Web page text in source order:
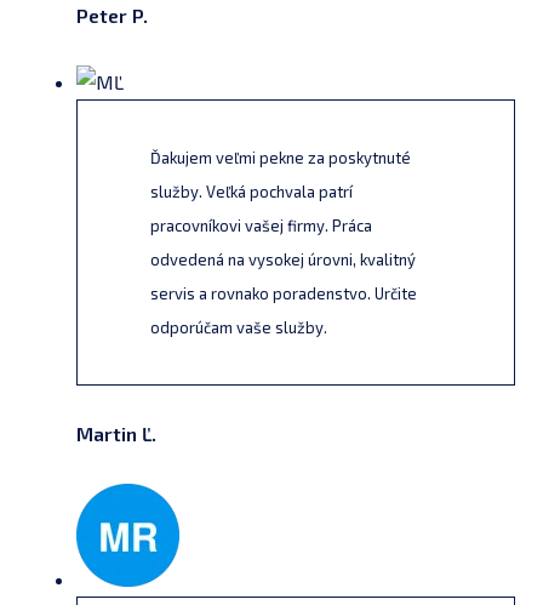
Peter P.
Ďakujem veľmi pekne za poskytnuté
služby. Veľká pochvala patrí
pracovníkovi vašej firmy. Práca
odvedená na vysokej úrovni, kvalitný
servis a rovnako poradenstvo. Určite
odporúčam vaše služby.
Martin Ľ.